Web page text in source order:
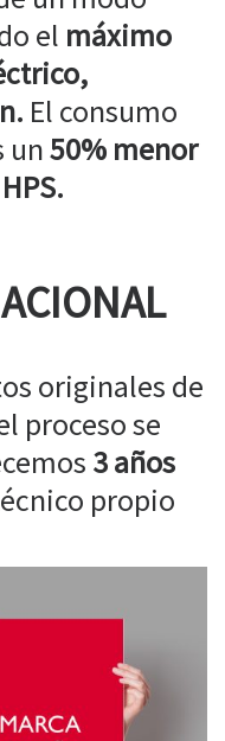
el máximo
El consumo
un50% menor
originales de
proceso se
3 años
propio